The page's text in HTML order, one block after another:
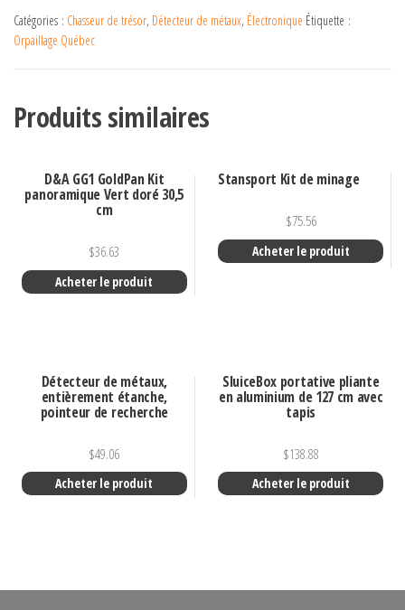
Catégories : Chasseur de trésor, Détecteur de métaux, Électronique Étiquette :
Orpaillage Québec
Produits similaires
D&A GG1 GoldPan Kit
panoramique Vert doré 30,5
cm
$36.63
Acheter le produit
Stansport Kit de minage
$75.56
Acheter le produit
Détecteur de métaux,
entièrement étanche,
pointeur de recherche
$49.06
Acheter le produit
SluiceBox portative pliante
en aluminium de 127 cm avec
tapis
$138.88
Acheter le produit